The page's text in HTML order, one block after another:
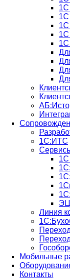
1С
1С
1С
1С
1С:ИТС
1С
Линия
Мобильные
Контакты